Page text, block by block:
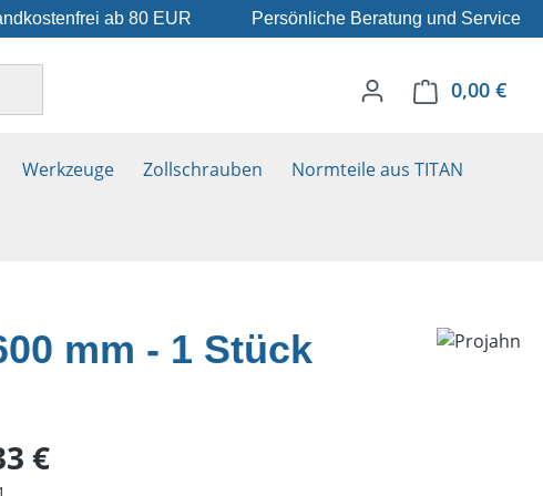
ab 80 EUR Persönliche Beratung und Service
0,00 €
Werkzeuge Zollschrauben Normteile aus TITAN
mm - 1 Stück
Preis:
€